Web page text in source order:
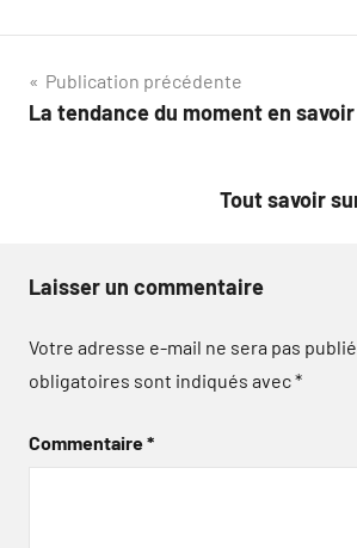
Navigation
de
Publication précédente
La tendance du moment en
Tout savoir
Laisser un commentaire
Votre adresse e-mail ne sera pas
obligatoires sont indiqués avec*
Commentaire*